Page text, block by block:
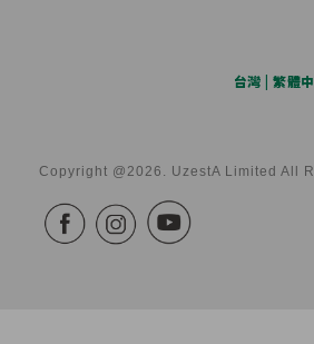
台灣 | 繁體
Copyright @2026. UzestA Limited All